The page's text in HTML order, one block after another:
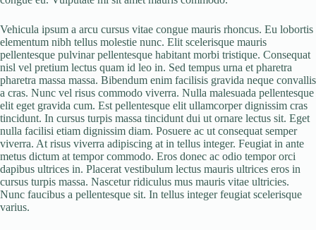
Vehicula ipsum a arcu cursus vitae congue mauris rhoncus. Eu lobortis
elementum nibh tellus molestie nunc. Elit scelerisque mauris
pellentesque pulvinar pellentesque habitant morbi tristique. Consequat
nisl vel pretium lectus quam id leo in. Sed tempus urna et pharetra
pharetra massa massa. Bibendum enim facilisis gravida neque convallis
a cras. Nunc vel risus commodo viverra. Nulla malesuada pellentesque
elit eget gravida cum. Est pellentesque elit ullamcorper dignissim cras
tincidunt. In cursus turpis massa tincidunt dui ut ornare lectus sit. Eget
nulla facilisi etiam dignissim diam. Posuere ac ut consequat semper
viverra. At risus viverra adipiscing at in tellus integer. Feugiat in ante
metus dictum at tempor commodo. Eros donec ac odio tempor orci
dapibus ultrices in. Placerat vestibulum lectus mauris ultrices eros in
cursus turpis massa. Nascetur ridiculus mus mauris vitae ultricies.
Nunc faucibus a pellentesque sit. In tellus integer feugiat scelerisque
varius.